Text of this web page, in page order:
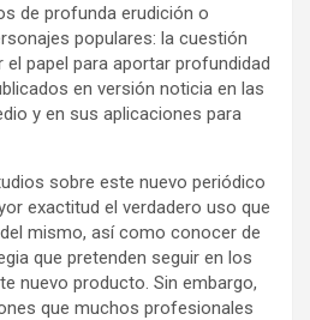
de profunda erudición o
populares: la cuestión
papel para aportar profundidad
en versión noticia en las
y en sus aplicaciones para
sobre este nuevo periódico
exactitud el verdadero uso que
mismo, así como conocer de
que pretenden seguir en los
nuevo producto. Sin embargo,
que muchos profesionales